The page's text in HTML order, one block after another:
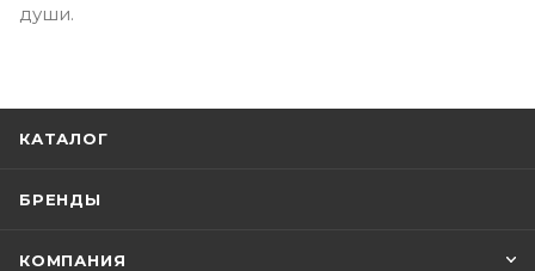
души.
КАТАЛОГ
БРЕНДЫ
КОМПАНИЯ